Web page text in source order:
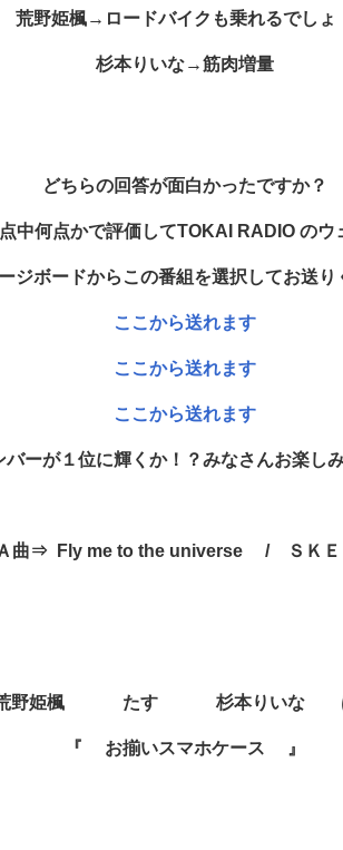
荒野姫楓→ロードバイクも乗れるでしょ
杉本りいな→筋肉増量
どちらの回答が面白かったですか？
中何点かで評価してTOKAI RADIO のウ
ジボードから この番組を選択してお送り
ここから送れます
ここから送れます
ここから送れます
バーが１位に輝くか！？みなさんお楽し
曲⇒ Fly me to the universe / ＳＫＥ
野姫楓 たす 杉本りいな
『 お揃いスマホケース 』